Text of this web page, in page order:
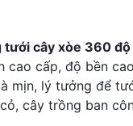
tưới cây xòe 360 độ
cao cấp, độ bền
mịn, lý tưởng để
cây trồng ban